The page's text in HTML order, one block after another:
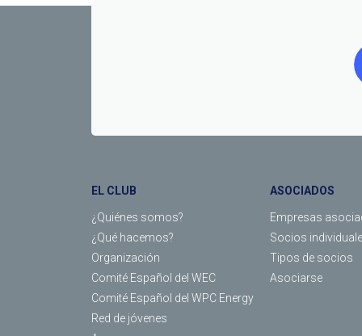
EL CLUB
¿Quiénes somos?
¿Qué hacemos?
Organización
Comité Español del WEC
Comité Español del WPC Energy
Red de jóvenes
ASOCIADOS
Empresas
Socios
Tipos de socios
Asociarse